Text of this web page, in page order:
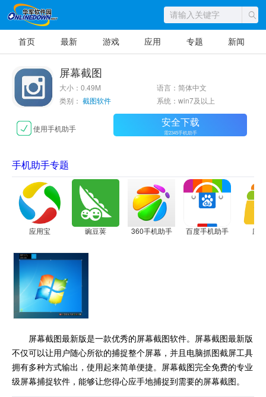
首页 最新 游戏 应用 专题 新闻
屏幕截图
大小：0.49M
语言：简体中文
类别： 截图软件 系统：win7及以上
使用手机助手 安全下载
需2345手机助手
手机助手专题
应用宝 豌豆荚 360手机助手 百度手机助手 应
屏幕截图最新版是一款优秀的屏幕截图软件。屏幕截图最新版
不仅可以让用户随心所欲的捕捉整个屏幕，并且电脑抓图截屏工具
拥有多种方式输出，使用起来简单便捷。屏幕截图完全免费的专业
级屏幕捕捉软件，能够让您得心应手地捕捉到需要的屏幕截图。